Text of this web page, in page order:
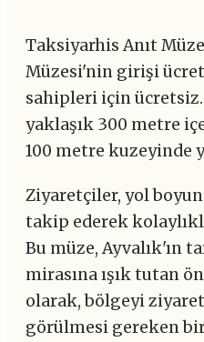
Taksiyarhis Anıt
Müzesi'nin girişi
sahipleri için
yaklaşık 300 metre
100 metre kuzeyinde
Ziyaretçiler, yol
takip ederek
Bu müze, Ayvalık'ın
mirasına ışık tutan
olarak, bölgeyi
görülmesi gereken